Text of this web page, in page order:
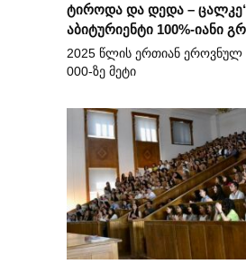
ტიროდა და დედა –
აბიტურიენტი 100%-იანი
2025 წლის ერთიან ეროვნულ
000-ზე მეტი